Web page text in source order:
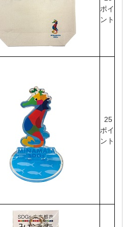
ポイ
ント
25
ポイ
ント